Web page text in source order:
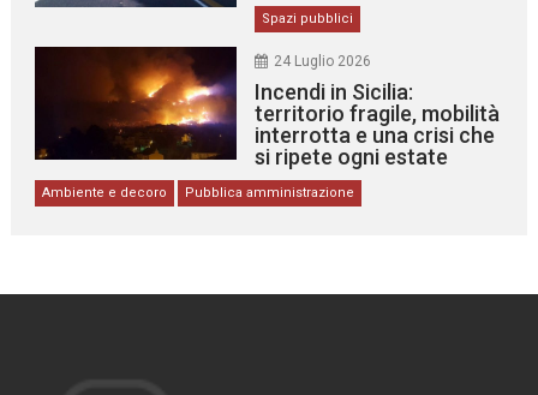
Spazi pubblici
24 Luglio 2026
Incendi in Sicilia:
territorio fragile, mobilità
interrotta e una crisi che
si ripete ogni estate
Ambiente e decoro Pubblica amministrazione